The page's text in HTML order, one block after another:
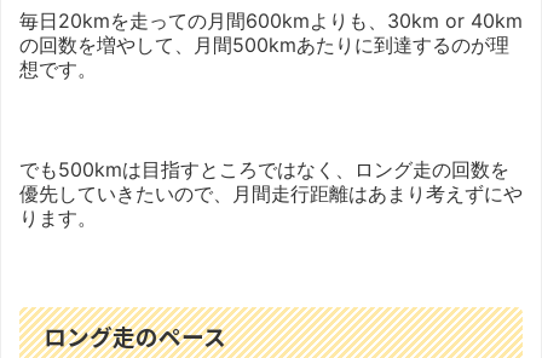
毎日20kmを走っての月間600kmよりも、30km or 40km
の回数を増やして、月間500kmあたりに到達するのが理
想です。
でも500kmは目指すところではなく、ロング走の回数を
優先していきたいので、月間走行距離はあまり考えずにや
ります。
ロング走のペース